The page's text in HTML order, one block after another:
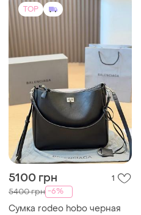
TOP
5100 грн 1
5400 грн -6%
Сумка rodeo hobo черная